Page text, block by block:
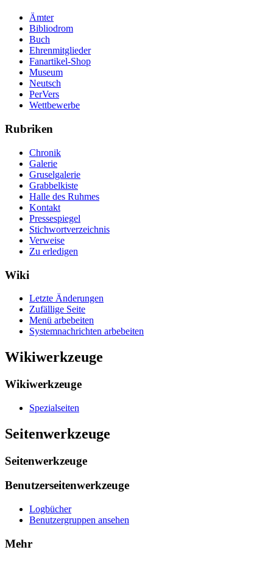
Ämter
Bibliodrom
Buch
Ehrenmitglieder
Fanartikel-Shop
Museum
Neutsch
PerVers
Wettbewerbe
Rubriken
Chronik
Galerie
Gruselgalerie
Grabbelkiste
Halle des Ruhmes
Kontakt
Pressespiegel
Stichwortverzeichnis
Verweise
Zu erledigen
Wiki
Letzte Änderungen
Zufällige Seite
Menü arbebeiten
Systemnachrichten arbebeiten
Wikiwerkzeuge
Wikiwerkzeuge
Spezialseiten
Seitenwerkzeuge
Seitenwerkzeuge
Benutzerseitenwerkzeuge
Logbücher
Benutzergruppen ansehen
Mehr